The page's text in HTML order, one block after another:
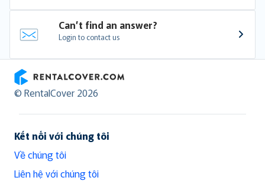
Can’t find an answer?
Login to contact us
RentalCover
© RentalCover 2026
Kết nối với chúng tôi
Về chúng tôi
Liên hệ với chúng tôi